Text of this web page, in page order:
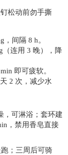
松动前勿手撕
间隔 8 h。
连用 3 晚），降
即可疲软。
2 次，减少水
，可淋浴；套环建
，禁用香皂直接
；三周后可骑